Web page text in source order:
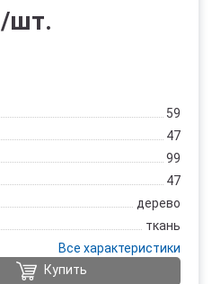
/шт.
59
47
99
47
дерево
ткань
Все характеристики
Купить